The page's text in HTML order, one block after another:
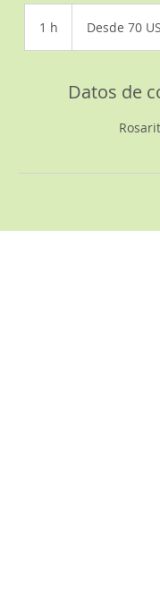
1 h
dólares
Desde 70
Datos de